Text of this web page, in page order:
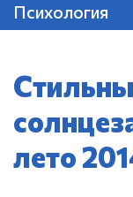
Психология
лето